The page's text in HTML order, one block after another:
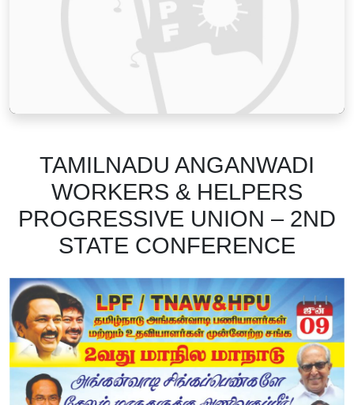
TAMILNADU ANGANWADI
WORKERS & HELPERS
PROGRESSIVE UNION – 2ND
STATE CONFERENCE